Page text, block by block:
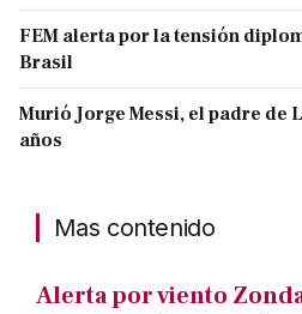
FEM alerta por la tensión
Brasil
Murió Jorge Messi, el padre de
años
Mas contenido
Alerta por viento